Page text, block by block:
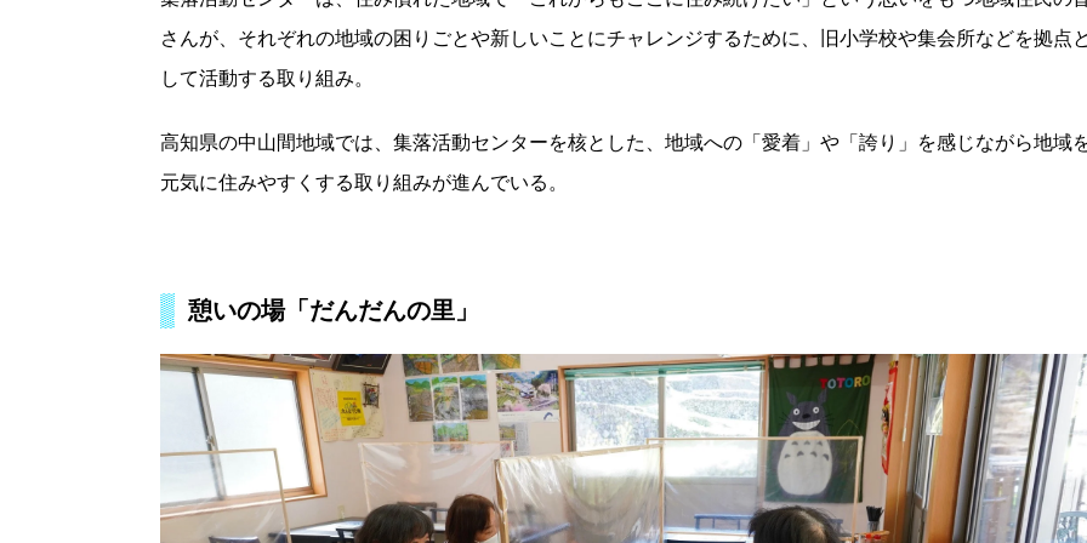
さんが、それぞれの地域の困りごとや新しいことにチャレンジするために、旧小学校や集会所などを拠点
して活動する取り組み。
高知県の中山間地域では、集落活動センターを核とした、地域への「愛着」や「誇り」を感じながら地域
元気に住みやすくする取り組みが進んでいる。
憩いの場「だんだんの里」